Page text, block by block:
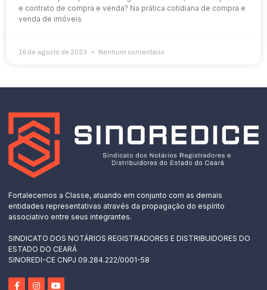
e contrato de compra e venda? Na prática cotidiana de compra e
venda de imóveis
16 de agosto de 2023 Nenhum comentário
Fortalecemos a Classe, atuando em conjunto com as demais
entidades representativas através da propagação do espírito
associativo entre seus integrantes.
SINDICATO DOS NOTÁRIOS REGISTRADORES E DISTRIBUIDORES DO
ESTADO DO CEARÁ
SINOREDI-CE CNPJ 09.284.222/0001-58